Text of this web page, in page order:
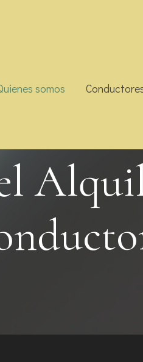
somos